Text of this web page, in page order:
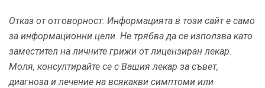
Отказ от отговорност: Информацията в този сайт е само
за информационни цели. Не трябва да се използва като
заместител на личните грижи от лицензиран лекар.
Моля, консултирайте се с Вашия лекар за съвет,
диагноза и лечение на всякакви симптоми или